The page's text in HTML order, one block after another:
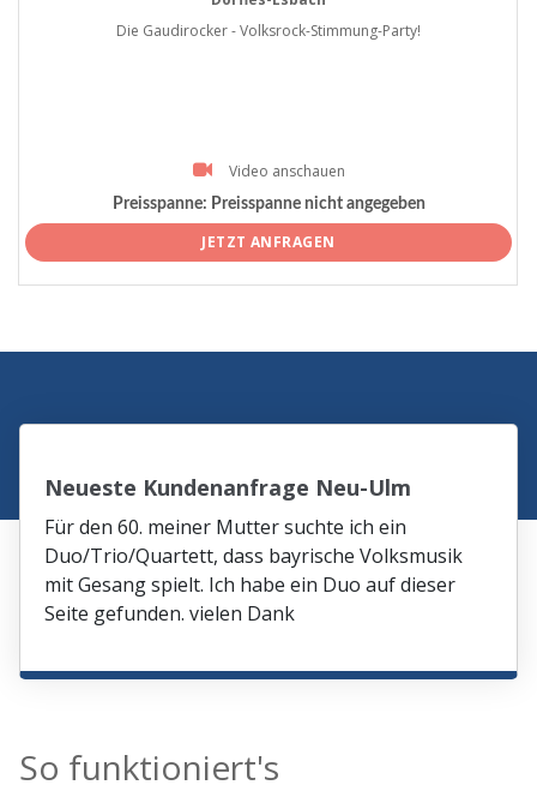
Die Gaudirocker - Volksrock-Stimmung-Party!
Video anschauen
Preisspanne: Preisspanne nicht angegeben
JETZT ANFRAGEN
Neueste Kundenanfrage Neu-Ulm
Für den 60. meiner Mutter suchte ich ein
Duo/Trio/Quartett, dass bayrische Volksmusik
mit Gesang spielt. Ich habe ein Duo auf dieser
Seite gefunden. vielen Dank
So funktioniert's